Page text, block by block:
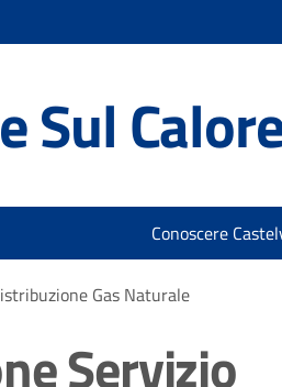
Sul
Conoscere
Gas Naturale
Servizio